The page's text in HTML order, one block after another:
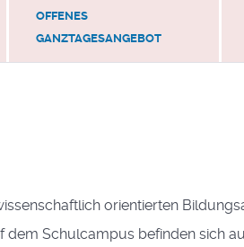
OFFENES
GANZTAGESANGEBOT
orientierten
Schulcampus befinden sich